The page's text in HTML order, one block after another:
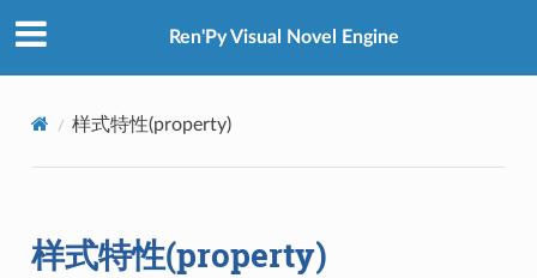
Ren'Py Visual Novel Engine
样式特性(property)
样式特性(property)